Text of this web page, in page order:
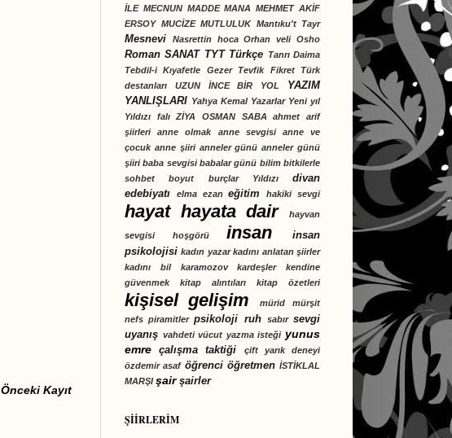
Önceki Kayıt
İLE MECNUN MADDE MANA
MEHMET AKİF
ERSOY MUCİZE MUTLULUK Mantıku't Tayr
Mesnevi Nasrettin hoca Orhan veli Osho
Roman SANAT TYT Türkçe Tanrı Daima
Tebdil-i Kıyafetle Gezer
Tevfik Fikret
Türk
destanları
UZUN İNCE BİR YOL
YAZIM
YANLIŞLARI Yahya Kemal Yazarlar Yeni yıl
Yıldızı falı
ZİYA OSMAN SABA
ahmet arif
şiirleri
anne olmak anne sevgisi
anne ve
çocuk anne şiiri anneler günü anneler günü
şiiri baba sevgisi babalar günü bilim bitkilerle
sohbet
boyut burçlar Yıldızı
divan
edebiyatı
elma ezan eğitim hakiki sevgi
hayat hayata dair hayvan
sevgisi hoşgörü insan
insan
psikolojisi kadın yazar kadını anlatan şiirler
kadını bil
karamozov kardeşler
kendine
güvenmek
kitap alıntıları kitap özetleri
kişisel gelişim mürid
mürşit
nefs piramitler psikoloji ruh sabır sevgi
uyanış vahdeti vücut yazma isteği yunus
emre
çalışma taktiği
çift yarık deneyi
özdemir asaf öğrenci öğretmen İSTİKLAL
MARŞI şair şairler
ŞİİRLERİM